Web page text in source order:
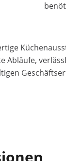
Abläufe,